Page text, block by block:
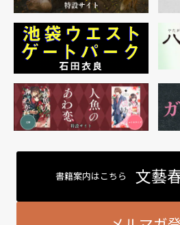
書籍案内はこちら 文藝